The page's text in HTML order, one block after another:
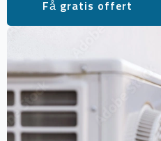
Få gratis offert